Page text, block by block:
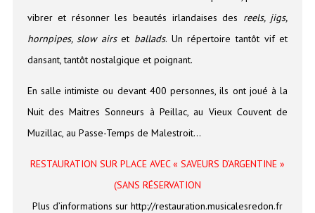
vibrer et résonner les beautés irlandaises des reels, jigs,
hornpipes, slow airset ballads. Un répertoire tantôt vif et
dansant, tantôt nostalgique et poignant.
En salle intimiste ou devant 400 personnes, ils ont joué à la
Nuit des Maitres Sonneurs à Peillac, au Vieux Couvent de
Muzillac, au Passe-Temps de Malestroit…
RESTAURATION SUR PLACE AVEC « SAVEURS D’ARGENTINE »
(SANS RÉSERVATION
Plus d’informations sur http://restauration.musicalesredon.fr